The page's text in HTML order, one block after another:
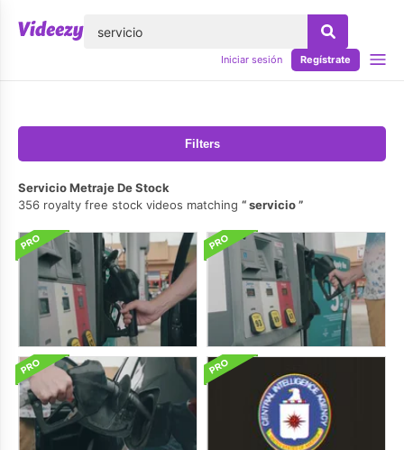
Iniciar sesión Regístrate
Filters
Servicio Metraje De Stock
356 royalty free stock videos matching
servicio